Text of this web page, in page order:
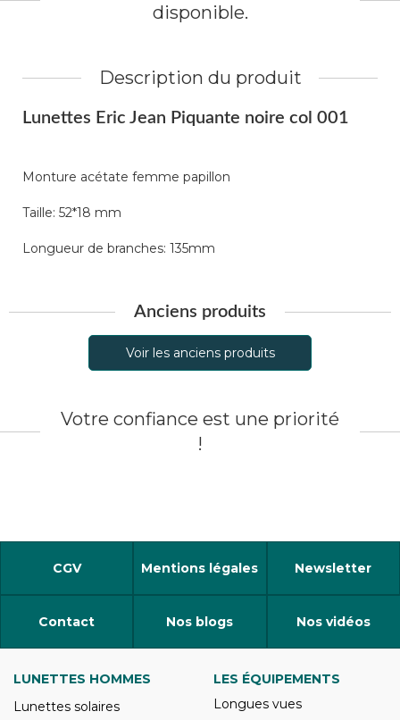
Description du produit
Lunettes Eric Jean Piquante noire col 001
Monture acétate femme papillon
Taille: 52*18 mm
Longueur de branches: 135mm
disponible.
Anciens produits
Voir les anciens produits
Votre confiance est une priorité
!
CGV Mentions légales Newsletter
Contact Nos blogs Nos vidéos
LUNETTES HOMMES
Lunettes solaires
LES ÉQUIPEMENTS
Longues vues